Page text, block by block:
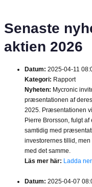
Senaste
aktien 2026
Datum: 2025-04-11
Kategori: Rapport
Nyheten: Mycronic
præsentationen af
2025. Præsentationen
Pierre Brorsson, fulgt
samtidig med
investorernes tillid,
med det samme.
Läs mer här: Ladda
Datum: 2025-04-07